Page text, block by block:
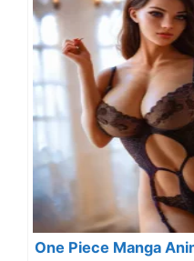
One Piece Manga